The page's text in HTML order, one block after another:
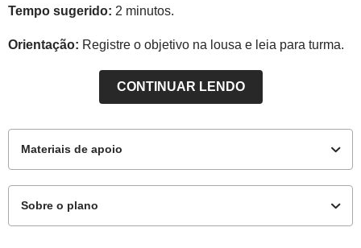
Tempo sugerido: 2 minutos.
Orientação: Registre o objetivo na lousa e leia para turma.
CONTINUAR LENDO
Materiais de apoio
Sobre o plano